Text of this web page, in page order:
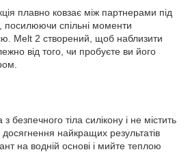
плавно ковзає між партнерами під
посилюючи спільні моменти
Melt 2 створений, щоб наблизити
від того, чи пробуєте ви його
безпечного тіла силікону і не містить
досягнення найкращих результатів
на водній основі і мийте теплою